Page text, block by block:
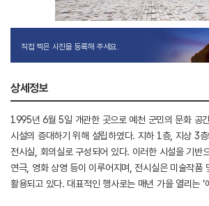
직접 찍은 사진을 등록해 주세요.
상세정보
1995년 6월 5일 개관한 곳으로 예천 군민의 문화 공
시설의 증대하기 위해 설립하였다. 지하 1층, 지상 3
전시실, 회의실로 구성되어 있다. 이러한 시설을 기반
연극, 영화 상영 등이 이루어지며, 전시실은 미술작품
활용되고 있다. 대표적인 행사로는 매년 가을 열리는 ‘
예천지역 예천 문인 협회, 예천 미술 협회, 예천 국악